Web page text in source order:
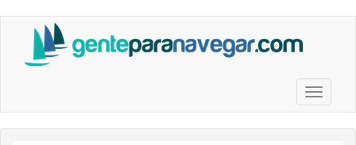
contenido
Toggle